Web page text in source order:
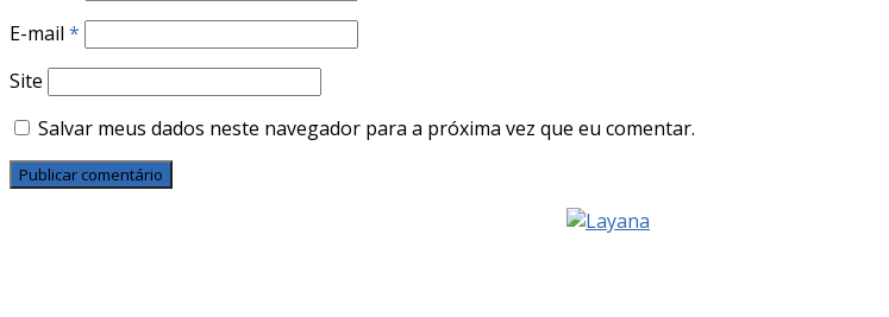
E-mail *
Site
Salvar meus dados neste navegador para a próxima vez que eu comentar.